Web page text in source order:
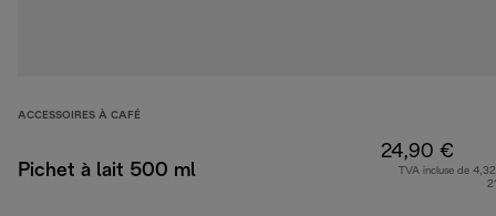
ACCESSOIRES À CAFÉ
Pichet à lait 500 ml
24,90 €
TVA incluse de